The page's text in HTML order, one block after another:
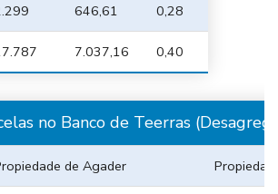
646,61 0,28
7.037,16 0,40
no Banco de Teerras
de Agader